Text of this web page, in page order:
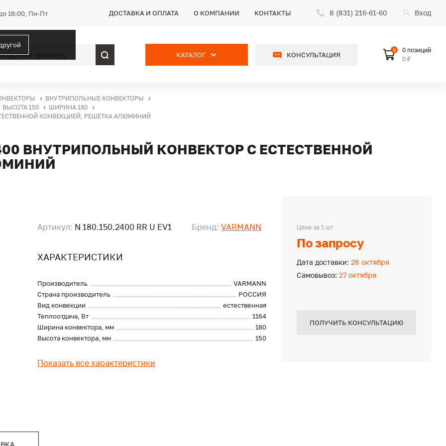
18:00, Пн-Пт ДОСТАВКА И ОПЛАТА О КОМПАНИИ КОНТАКТЫ 8 (831) 216-61-60 Вход
КАТАЛОГ КОНСУЛЬТАЦИЯ
0
0 позиций
0 ₽
ВНУТРИПОЛЬНЫЕ КОНВЕКТОРЫ
ВЫСОТА 150
ШИРИНА 180
КОНВЕКЦИЕЙ, РЕШЕТКА АЛЮМИНИЙ
2400 ВНУТРИПОЛЬНЫЙ КОНВЕКТОР С ЕСТЕСТВЕННОЙ
Артикул: N 180.150.2400 RR U EV1 Бренд: VARMANN
ХАРАКТЕРИСТИКИ
Производитель
VARMANN
Страна производитель
РОССИЯ
Вид конвекции
естественная
Теплоотдача, Вт
1164
Ширина конвектора, мм
180
Высота конвектора, мм
150
Показать все характеристики
Цена за 1 шт
По запросу
Дата доставки: 28 октября
Самовывоз: 27 октября
ПОЛУЧИТЬ КОНСУЛЬТАЦИЮ